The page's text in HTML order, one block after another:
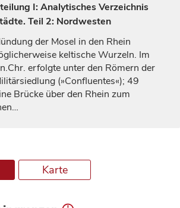
I: Analytisches Verzeichnis
Teil 2: Nordwesten
der Mosel in den Rhein
keltische Wurzeln. Im
erfolgte unter den Römern der
(»Confluentes«); 49
Brücke über den Rhein zum
Karte